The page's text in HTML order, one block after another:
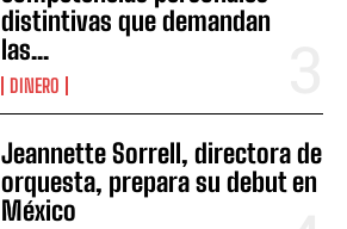
distintivas que demandan
las...
DINERO
Jeannette Sorrell, directora de
orquesta, prepara su debut en
México